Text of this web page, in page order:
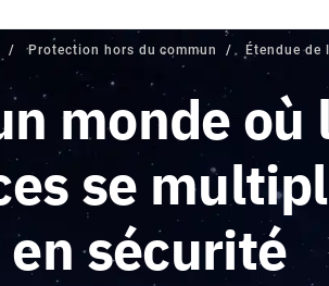
Protection hors du commun Étendue de
monde où
se
sécurité